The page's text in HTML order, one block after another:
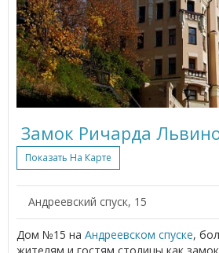
Замок Ричарда
Показать На Карте
Андреевский спуск, 15
Дом №15 на Андреевском спуске,
жителям и гостям столицы как